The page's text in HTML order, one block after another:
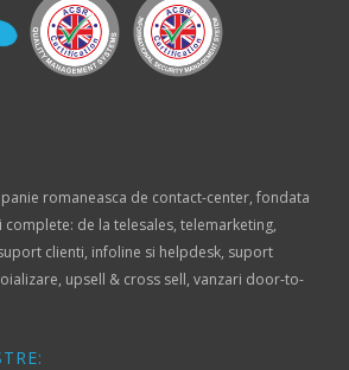
romaneasca de contact-center, fondata
de la telesales, telemarketing,
clienti, infoline si helpdesk, suport
upsell & cross sell, vanzari door-to-